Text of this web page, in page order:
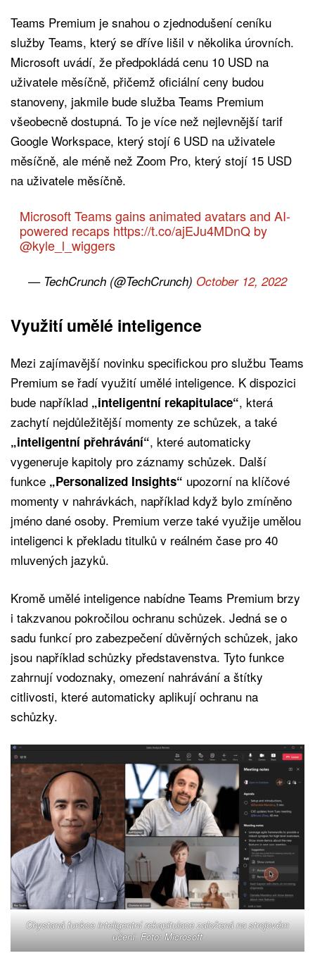
Teams Premium je snahou o zjednodušení ceníku
služby Teams, který se dříve lišil v několika úrovních.
Microsoft uvádí, že předpokládá cenu 10 USD na
uživatele měsíčně, přičemž oficiální ceny budou
stanoveny, jakmile bude služba Teams Premium
všeobecně dostupná. To je více než nejlevnější tarif
Google Workspace, který stojí 6 USD na uživatele
měsíčně, ale méně než Zoom Pro, který stojí 15 USD
na uživatele měsíčně.
Microsoft Teams gains animated avatars and AI-
powered recaps https://t.co/ajEJu4MDnQby
@kyle_l_wiggers
— TechCrunch (@TechCrunch) October 12, 2022
Využití umělé inteligence
Mezi zajímavější novinku specifickou pro službu Teams
Premium se řadí využití umělé inteligence. K dispozici
bude například „inteligentní rekapitulace“, která
zachytí nejdůležitější momenty ze schůzek, a také
„inteligentní přehrávání“, které automaticky
vygeneruje kapitoly pro záznamy schůzek. Další
funkce „Personalized Insights“ upozorní na klíčové
momenty v nahrávkách, například když bylo zmíněno
jméno dané osoby. Premium verze také využije umělou
inteligenci k překladu titulků v reálném čase pro 40
mluvených jazyků.
Kromě umělé inteligence nabídne Teams Premium brzy
i takzvanou pokročilou ochranu schůzek. Jedná se o
sadu funkcí pro zabezpečení důvěrných schůzek, jako
jsou například schůzky představenstva. Tyto funkce
zahrnují vodoznaky, omezení nahrávání a štítky
citlivosti, které automaticky aplikují ochranu na
schůzky.
Chystaná funkce inteligentní rekapitulace založená na strojovém
učení. Foto: Microsoft